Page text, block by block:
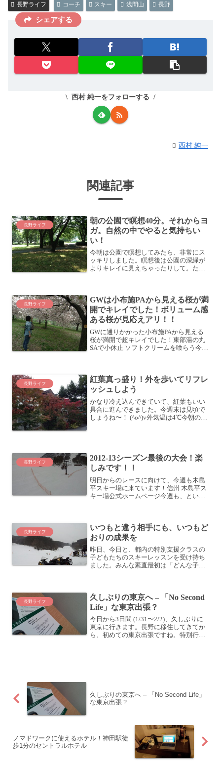
長野ライフ コーチ スキー 浅間山 長野
シェアする
西村 純一をフォローする
西村 純一
関連記事
長野ライフ
朝の公園で瞑想40分。それからヨ
ガ。自然の中でやると気持ちい
い！
今朝は公園で瞑想してみたら、非常にス
ッキリしました。瞑想後は公園の深緑が
よりキレイに見えちゃったりして。た
ニングしたり瞑想した...
長野ライフ
GWは小布施PAから見える桜が満
開でキレイでした！ボリューム感
ある桜が見応えアリ！！
GWに通りかかった小布施PAから見える
桜が満開で超キレイでした！東部湯の丸
SAで小休止 ソフトクリームを喰らう今年
100km...
長野ライフ
紅葉真っ盛り！外を歩いてリフレ
ッシュしよう
かなり冷え込んできていて、紅葉もいい
具合に進んできました。今週末は見頃で
しょうね〜！ (^o^)v外気温は4℃今朝の外
長野ライフ
2012-13シーズン最後の大会！楽
しみです！！
明日からのレースに向けて、今週も木島
平スキー場に来ています！信州 木島平ス
キー場公式ホームページ今週も、という
て、今週の大会が今季最後...
長野ライフ
いつもと違う相手にも、いつもど
おりの成果を
昨日、今日と、都内の特別支援クラスの
子どもたちのスキーレッスンを受け持ち
ました。みんな素直最初は「どんな子が
でいい子でした。むしろ、...
長野ライフ
久しぶりの東京へ – 「No Second
Life」な東京出張？
今日から3日間 (1/31〜2/2)、久しぶりに
東京に行きます。長野に移住してきてか
ら、初めての東京出張ですね。特別行き
久しぶりの東京へ – 「No Second Life」
な東京出張？
ノマドワークに使えるホテル！神田駅徒
歩1分のセントラルホテル